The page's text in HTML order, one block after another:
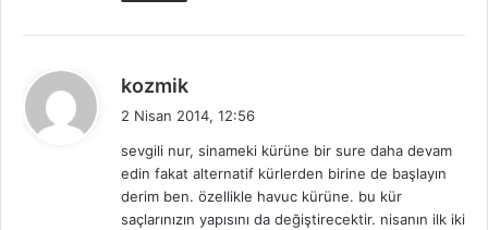
kozmik
i
k
i
2 Nisan 2014, 12:56
sevgili nur, sinameki kürüne bir sure daha devam
edin fakat alternatif kürlerden birine de başlayın
derim ben. özellikle havuc kürüne. bu kür
saçlarınızın yapısını da değiştirecektir. nisanın ilk iki